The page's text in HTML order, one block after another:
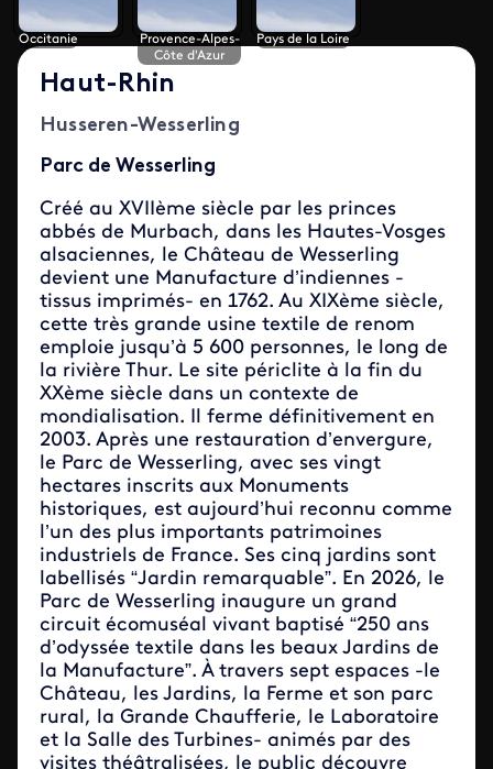
Occitanie
Provence-Alpes-
Côte d'Azur
Pays de la Loire
Haut-Rhin
Husseren-Wesserling
Parc de Wesserling
Créé au XVIIème siècle par les princes
abbés de Murbach, dans les Hautes-Vosges
alsaciennes, le Château de Wesserling
devient une Manufacture d’indiennes -
tissus imprimés- en 1762. Au XIXème siècle,
cette très grande usine textile de renom
emploie jusqu’à 5 600 personnes, le long de
la rivière Thur. Le site périclite à la fin du
XXème siècle dans un contexte de
mondialisation. Il ferme définitivement en
2003. Après une restauration d’envergure,
le Parc de Wesserling, avec ses vingt
hectares inscrits aux Monuments
historiques, est aujourd’hui reconnu comme
l’un des plus importants patrimoines
industriels de France. Ses cinq jardins sont
labellisés “Jardin remarquable”. En 2026, le
Parc de Wesserling inaugure un grand
circuit écomuséal vivant baptisé “250 ans
d’odyssée textile dans les beaux Jardins de
la Manufacture”. À travers sept espaces -le
Château, les Jardins, la Ferme et son parc
rural, la Grande Chaufferie, le Laboratoire
et la Salle des Turbines- animés par des
visites théâtralisées, le public découvre